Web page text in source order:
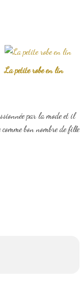
La petite robe en lin
par la mode et il
bon nombre de fille